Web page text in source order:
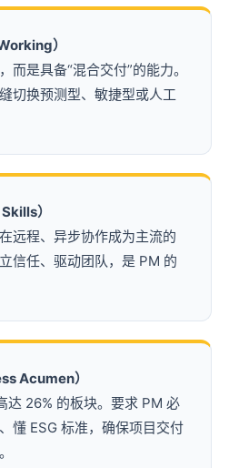
）
而是具备“混合交付”的能力。
切换预测型、敏捷型或人工
）
远程、异步协作成为主流的
信任、驱动团队，是 PM 的
Acumen）
达 26% 的板块。要求 PM 必
懂 ESG 标准，确保项目交付